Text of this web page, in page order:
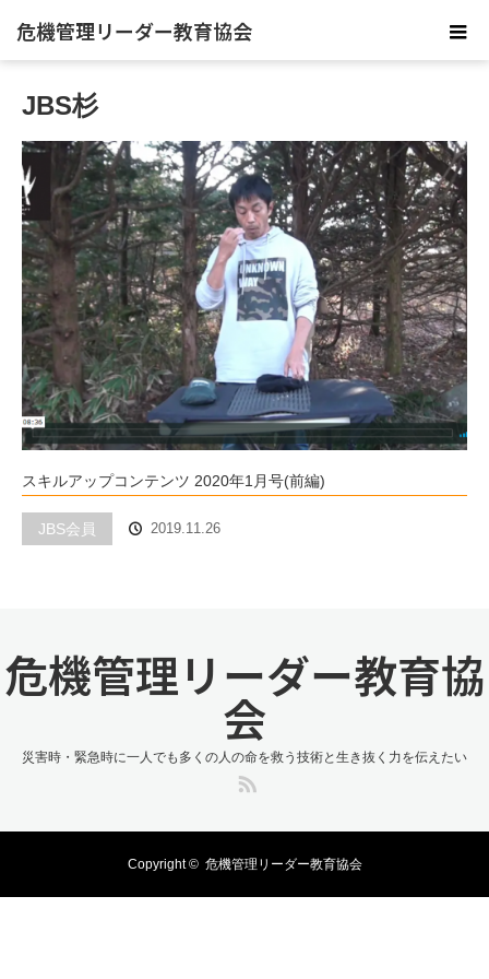
危機管理リーダー教育協会
JBS杉
スキルアップコンテンツ 2020年1月号(前編)
JBS会員 2019.11.26
危機管理リーダー教育協
会
災害時・緊急時に一人でも多くの人の命を救う技術と生き抜く力を伝えたい
Copyright © 危機管理リーダー教育協会